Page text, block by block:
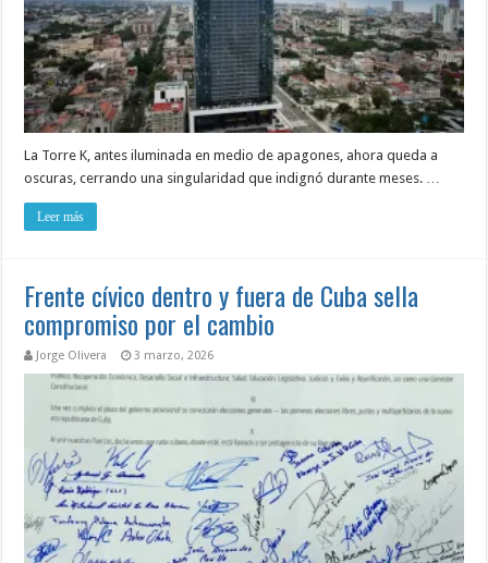
La Torre K, antes iluminada en medio de apagones, ahora queda a
oscuras, cerrando una singularidad que indignó durante meses. …
Leer más
Frente cívico dentro y fuera de Cuba sella
compromiso por el cambio
Jorge Olivera 3 marzo, 2026